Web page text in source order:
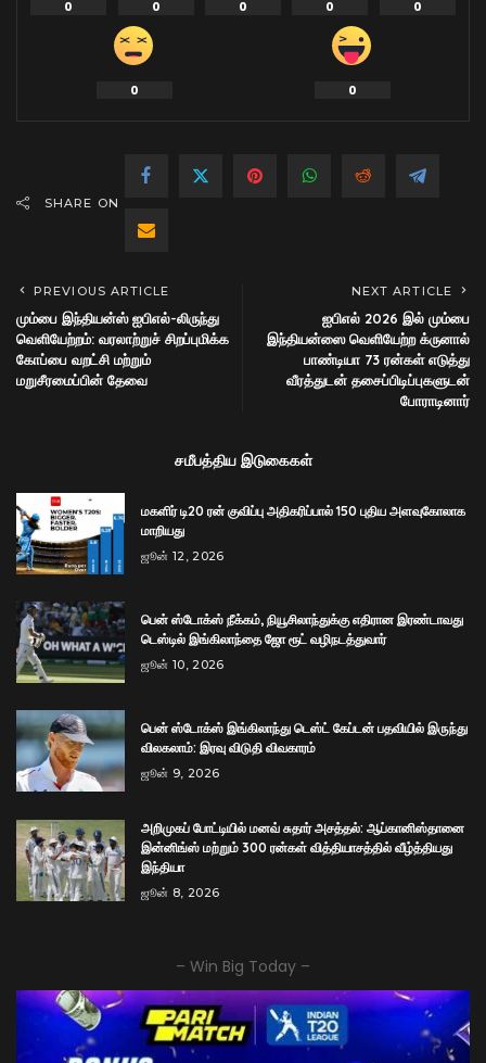
0 0 0 0 0
0 0
SHARE ON
PREVIOUS ARTICLE
மும்பை இந்தியன்ஸ் ஐபிஎல்-லிருந்து
வெளியேற்றம்: வரலாற்றுச் சிறப்புமிக்க
கோப்பை வறட்சி மற்றும்
மறுசீரமைப்பின் தேவை
NEXT ARTICLE
ஐபிஎல் 2026 இல் மும்பை
இந்தியன்ஸை வெளியேற்ற க்ருனால்
பாண்டியா 73 ரன்கள் எடுத்து
வீரத்துடன் தசைப்பிடிப்புகளுடன்
போராடினார்
சமீபத்திய இடுகைகள்
மகளிர் டி20 ரன் குவிப்பு அதிகரிப்பால் 150 புதிய அளவுகோலாக
மாறியது
ஜூன் 12, 2026
பென் ஸ்டோக்ஸ் நீக்கம், நியூசிலாந்துக்கு எதிரான இரண்டாவது
டெஸ்டில் இங்கிலாந்தை ஜோ ரூட் வழிநடத்துவார்
ஜூன் 10, 2026
பென் ஸ்டோக்ஸ் இங்கிலாந்து டெஸ்ட் கேப்டன் பதவியில் இருந்து
விலகலாம்: இரவு விடுதி விவகாரம்
ஜூன் 9, 2026
அறிமுகப் போட்டியில் மனவ் சுதார் அசத்தல்: ஆப்கானிஸ்தானை
இன்னிங்ஸ் மற்றும் 300 ரன்கள் வித்தியாசத்தில் வீழ்த்தியது
இந்தியா
ஜூன் 8, 2026
– Win Big Today –